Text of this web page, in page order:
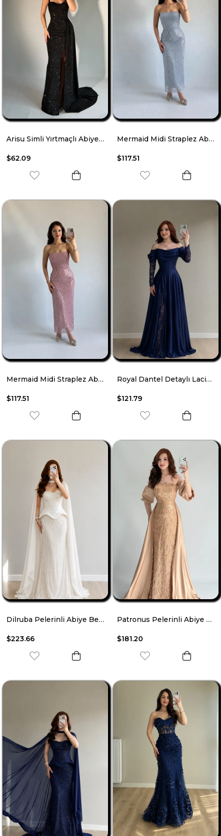
Arisu Simli Yırtmaçlı Abiye Siyah
$62.09
Mermaid Midi Straplez Abiye Bebe Mavisi
$117.51
Mermaid Midi Straplez Abiye Pudra
$117.51
Royal Dantel Detaylı Lacivert Abiye
$121.79
Dilruba Pelerinli Abiye Beyaz
$223.66
Patronus Pelerinli Abiye Gold
$181.20